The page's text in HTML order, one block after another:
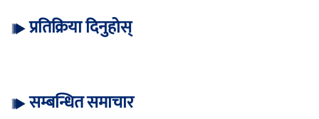
प्रतिक्रिया दिनुहोस्
सम्बन्धित समाचार